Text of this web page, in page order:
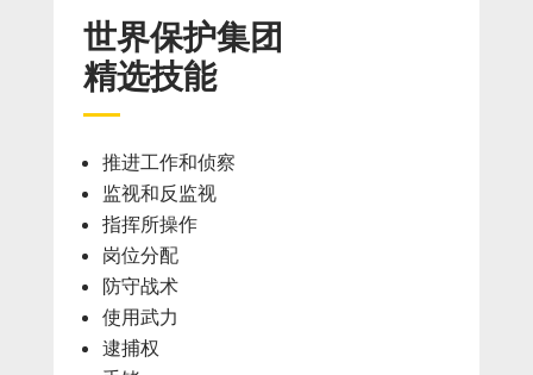
世界保护集团
精选技能
推进工作和侦察
监视和反监视
指挥所操作
岗位分配
防守战术
使用武力
逮捕权